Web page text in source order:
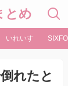
とめ
いれいす
れたと